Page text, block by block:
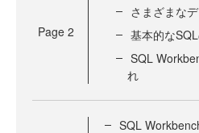
Page 2
さまざまな
基本的な
SQL
れ
SQL